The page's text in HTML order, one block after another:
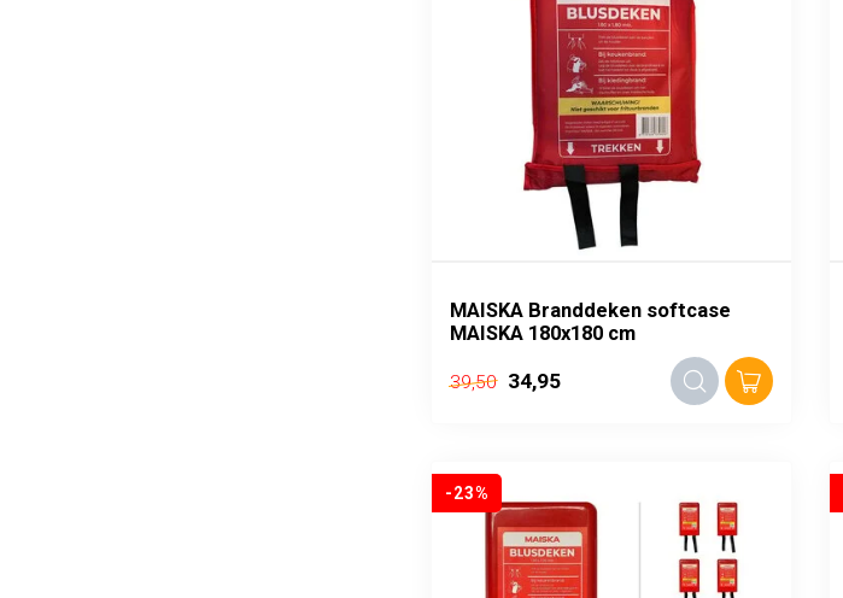
MAISKA Branddeken softcase
MAISKA 180x180 cm
39,50 34,95
-23%